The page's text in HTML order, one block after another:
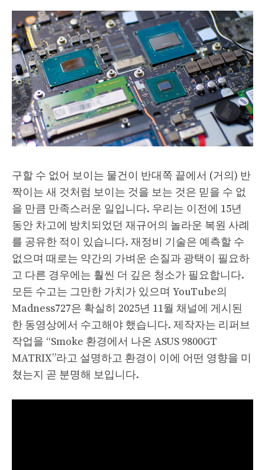
구할 수 없어 보이는 물건이 반대쪽 끝에서 (거의) 반
짝이는 새 것처럼 보이는 것을 보는 것은 믿을 수 없
을 만큼 만족스러운 일입니다. 우리는 이전에 15년
동안 차고에 방치되었던 재규어의 놀라운 복원 사례
를 공유한 적이 있습니다. 재정비 기술은 예측할 수
없으며 때로는 약간의 가벼운 손질과 광택이 필요하
고 다른 경우에는 훨씬 더 깊은 청소가 필요합니다.
모든 수고는 그만한 가치가 있으며 YouTube의
Madness727은 확실히 2025년 11월 채널에 게시된
한 동영상에서 수고해야 했습니다. 제작자는 리퍼브
작업을 “Smoke 환경에서 나온 ASUS 9800GT
MATRIX”라고 설명하고 환경이 이에 어떤 영향을 미
쳤는지 곧 분명해 보입니다.